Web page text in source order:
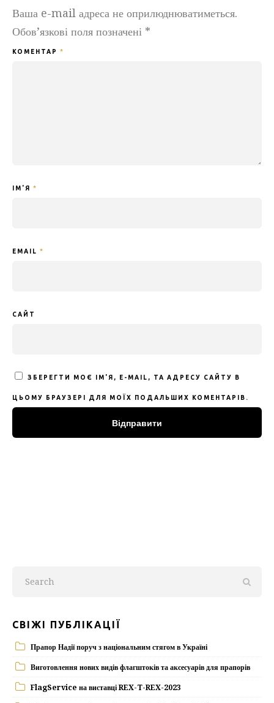
Ваша e-mail адреса не оприлюднюватиметься.
Обов’язкові поля позначені *
КОМЕНТАР *
ІМ'Я *
EMAIL *
САЙТ
ЗБЕРЕГТИ МОЄ ІМ'Я, E-MAIL, ТА АДРЕСУ САЙТУ В
ЦЬОМУ БРАУЗЕРІ ДЛЯ МОЇХ ПОДАЛЬШИХ КОМЕНТАРІВ.
СВІЖІ ПУБЛІКАЦІЇ
Прапор Надії поруч з національним стягом в Україні
Виготовлення нових видів флагштоків та аксесуарів для прапорів
FlagService на виставці REX-T-REX-2023